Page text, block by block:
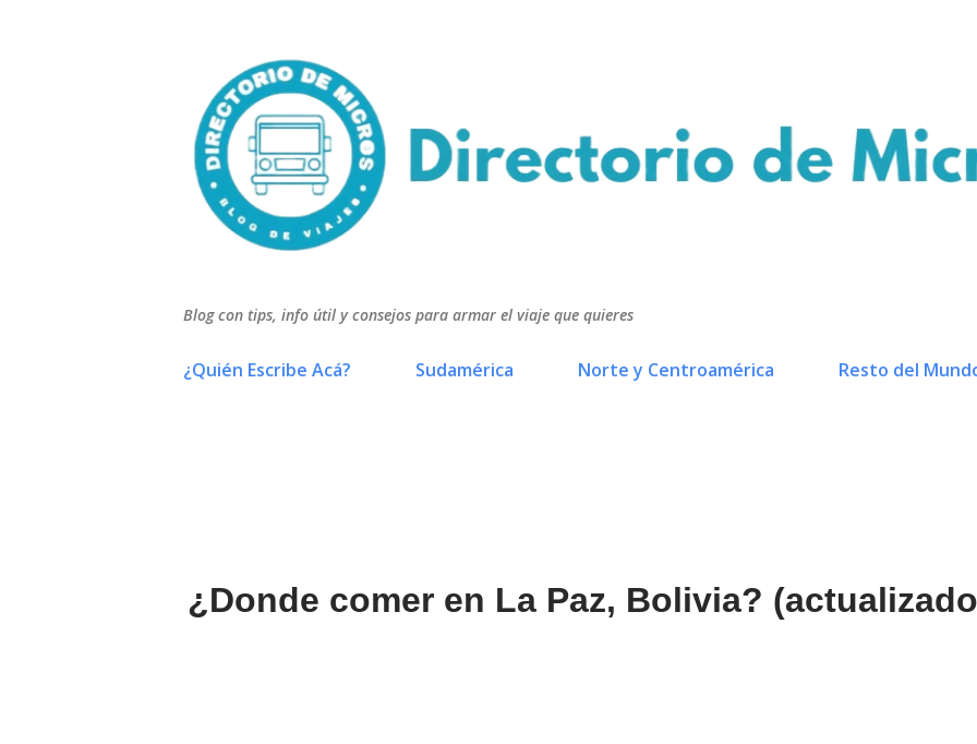
Blog con tips, info útil y consejos para armar el viaje que quieres
¿Quién Escribe Acá? Sudamérica Norte y Centroamérica Resto del
¿Donde comer en La Paz, Bolivia?